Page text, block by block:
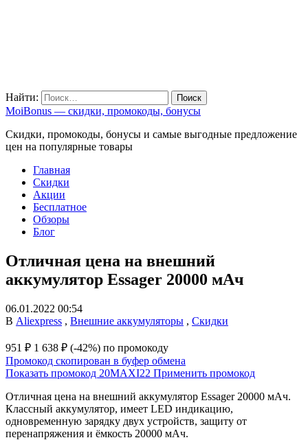
Найти:
MoiBonus — скидки, промокоды, бонусы
Скидки, промокоды, бонусы и самые выгодные предложение
цен на популярные товары
Главная
Скидки
Акции
Бесплатное
Обзоры
Блог
Отличная цена на внешний
аккумулятор Essager 20000 мАч
06.01.2022 00:54
В Aliexpress , Внешние аккумуляторы , Скидки
951 ₽ 1 638 ₽ (-42%) по промокоду
Промокод скопирован в буфер обмена
Показать промокод 20MAXI22 Применить промокод
Отличная цена на внешний аккумулятор Essager 20000 мАч.
Классный аккумулятор, имеет LED индикацию,
одновременную зарядку двух устройств, защиту от
перенапряжения и ёмкость 20000 мАч.